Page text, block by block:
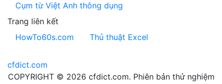
Cụm từ Việt Anh thông dụng
Trang liên kết
HowTo60s.com
Thủ thuật Excel
cfdict.com
COPYRIGHT © 2026 cfdict.com. Phiên bản thử nghiệm